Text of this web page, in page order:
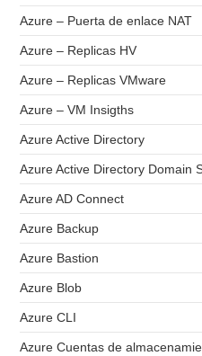
Azure – Puerta de enlace NAT
Azure – Replicas HV
Azure – Replicas VMware
Azure – VM Insigths
Azure Active Directory
Azure Active Directory Domain
Azure AD Connect
Azure Backup
Azure Bastion
Azure Blob
Azure CLI
Azure Cuentas de